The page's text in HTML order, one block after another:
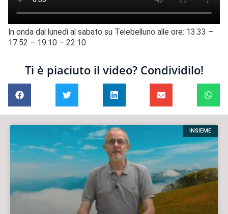
In onda dal lunedì al sabato su Telebelluno alle ore: 13.33 –
17.52 – 19.10 – 22.10
Ti è piaciuto il video? Condividilo!
INSIEME